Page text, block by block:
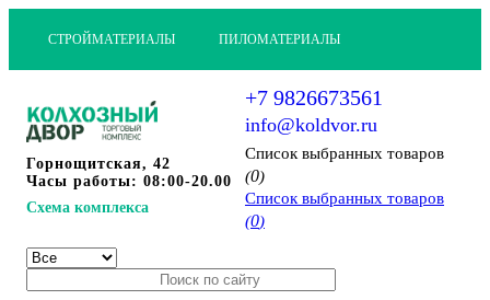
СТРОЙМАТЕРИАЛЫ ПИЛОМАТЕРИАЛЫ
Горнощитская, 42
Часы работы: 08:00-20.00
Схема комплекса
+7 9826673561
info@koldvor.ru
Cписок выбранных товаров
(0)
Cписок выбранных товаров
(0)